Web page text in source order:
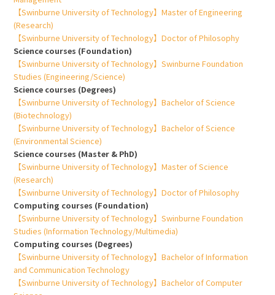
【Swinburne University of Technology】Master of Engineering
(Research)
【Swinburne University of Technology】Doctor of Philosophy
Science courses (Foundation)
【Swinburne University of Technology】Swinburne Foundation
Studies (Engineering/Science)
Science courses (Degrees)
【Swinburne University of Technology】Bachelor of Science
(Biotechnology)
【Swinburne University of Technology】Bachelor of Science
(Environmental Science)
Science courses (Master & PhD)
【Swinburne University of Technology】Master of Science
(Research)
【Swinburne University of Technology】Doctor of Philosophy
Computing courses (Foundation)
【Swinburne University of Technology】Swinburne Foundation
Studies (Information Technology/Multimedia)
Computing courses (Degrees)
【Swinburne University of Technology】Bachelor of Information
and Communication Technology
【Swinburne University of Technology】Bachelor of Computer